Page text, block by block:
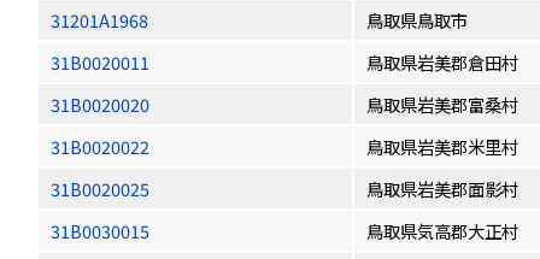
31201A1968
鳥取県鳥取市
31B0020011
鳥取県岩美郡倉田村
31B0020020
鳥取県岩美郡富桑村
31B0020022
鳥取県岩美郡米里村
31B0020025
鳥取県岩美郡面影村
31B0030015
鳥取県気高郡大正村